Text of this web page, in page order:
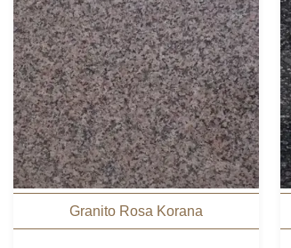
Granito Rosa Korana